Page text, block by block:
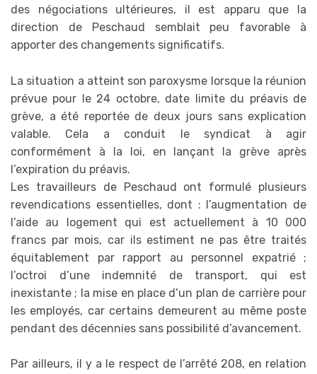
des négociations ultérieures, il est apparu que la
direction de Peschaud semblait peu favorable à
apporter des changements significatifs.
La situation a atteint son paroxysme lorsque la réunion
prévue pour le 24 octobre, date limite du préavis de
grève, a été reportée de deux jours sans explication
valable. Cela a conduit le syndicat à agir
conformément à la loi, en lançant la grève après
l’expiration du préavis.
Les travailleurs de Peschaud ont formulé plusieurs
revendications essentielles, dont : l’augmentation de
l’aide au logement qui est actuellement à 10 000
francs par mois, car ils estiment ne pas être traités
équitablement par rapport au personnel expatrié ;
l’octroi d’une indemnité de transport, qui est
inexistante ; la mise en place d’un plan de carrière pour
les employés, car certains demeurent au même poste
pendant des décennies sans possibilité d’avancement.
Par ailleurs, il y a le respect de l’arrêté 208, en relation